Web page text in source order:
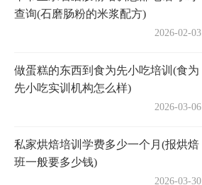
查询(石磨肠粉的米浆配方)
2026-02-03
做蛋糕的东西到食为先小吃培训(食为
先小吃实训机构怎么样)
2026-03-06
私家烘焙培训学费多少一个月(报烘焙
班一般要多少钱)
2026-03-30